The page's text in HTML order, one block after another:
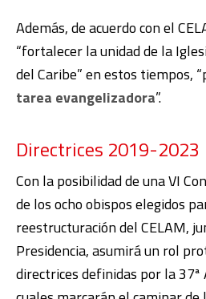
Además, de acuerdo con el
“fortalecer la unidad de la
del Caribe” en estos tiempos,
tarea evangelizadora”.
Directrices 2019-2023
Con la posibilidad de una VI
de los ocho obispos elegidos
reestructuración del CELAM,
Presidencia, asumirá un rol
directrices definidas por la 37ª